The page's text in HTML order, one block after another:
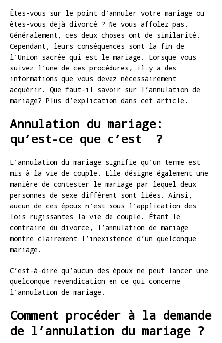
Êtes-vous sur le point d’annuler votre mariage ou
êtes-vous déjà divorcé ? Ne vous affolez pas.
Généralement, ces deux choses ont de similarité.
Cependant, leurs conséquences sont la fin de
l’Union sacrée qui est le mariage. Lorsque vous
suivez l’une de ces procédures, il y a des
informations que vous devez nécessairement
acquérir. Que faut-il savoir sur l’annulation de
mariage? Plus d’explication dans cet article.
Annulation du mariage:
qu’est-ce que c’est ?
L’annulation du mariage signifie qu’un terme est
mis à la vie de couple. Elle désigne également une
manière de contester le mariage par lequel deux
personnes de sexe différent sont liées. Ainsi,
aucun de ces époux n’est sous l’application des
lois rugissantes la vie de couple. Étant le
contraire du divorce, l’annulation de mariage
montre clairement l’inexistence d’un quelconque
mariage.
C’est-à-dire qu’aucun des époux ne peut lancer une
quelconque revendication en ce qui concerne
l’annulation de mariage.
Comment procéder à la demande
de l’annulation du mariage ?